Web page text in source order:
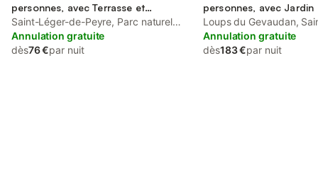
personnes, avec Terrasse et
Jardin
Saint-Léger-de-Peyre, Parc naturel
régional de l'Aubrac
Annulation gratuite
dès76 €par nuit
personnes, avec Jardin
Loups du Gevaudan,
Peyre
Annulation gratuite
dès183 €par nuit